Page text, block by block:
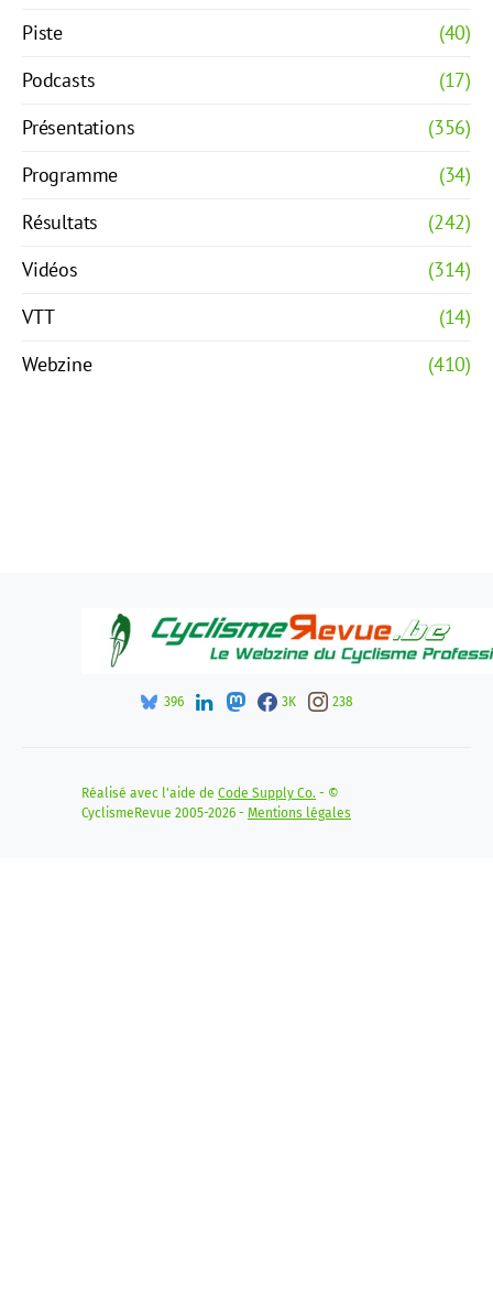
Piste
(40)
Podcasts
(17)
Présentations
(356)
Programme
(34)
Résultats
(242)
Vidéos
(314)
VTT
(14)
Webzine
(410)
396 3K 238
Réalisé avec l'aide de Code Supply Co. - ©
CyclismeRevue 2005-2026 - Mentions légales